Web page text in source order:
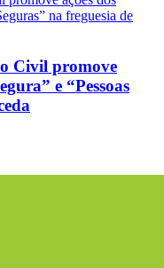
Civil promove
e “Pessoas